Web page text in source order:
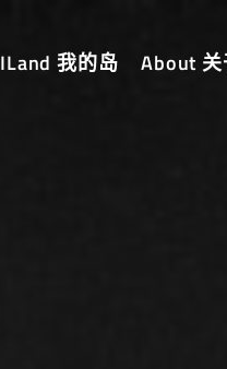
ILand 我的岛 About 关